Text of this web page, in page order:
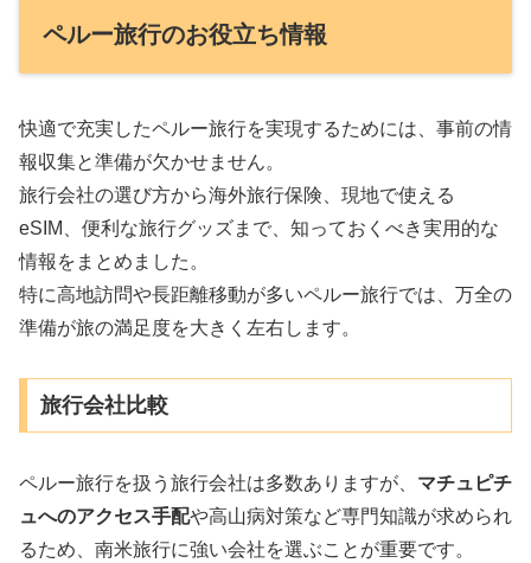
ペルー旅行のお役立ち情報
快適で充実したペルー旅行を実現するためには、事前の情
報収集と準備が欠かせません。
旅行会社の選び方から海外旅行保険、現地で使える
eSIM、便利な旅行グッズまで、知っておくべき実用的な
情報をまとめました。
特に高地訪問や長距離移動が多いペルー旅行では、万全の
準備が旅の満足度を大きく左右します。
旅行会社比較
ペルー旅行を扱う旅行会社は多数ありますが、 マチュピチ
ュへのアクセス手配や高山病対策など専門知識が求められ
るため、南米旅行に強い会社を選ぶことが重要です。